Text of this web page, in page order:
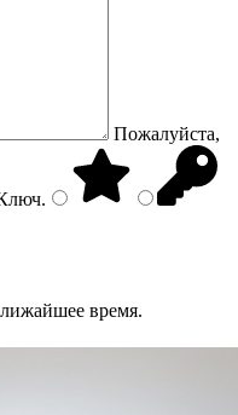
Пожалуйста,
.
время.